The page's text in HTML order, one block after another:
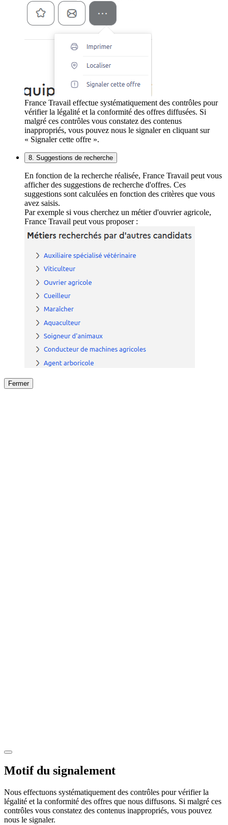
France Travail effectue systématiquement des contrôles pour
vérifier la légalité et la conformité des offres diffusées. Si
malgré ces contrôles vous constatez des contenus
inappropriés, vous pouvez nous le signaler en cliquant sur
« Signaler cette offre ».
8. Suggestions de recherche
En fonction de la recherche réalisée, France Travail peut vous
afficher des suggestions de recherche d'offres. Ces
suggestions sont calculées en fonction des critères que vous
avez saisis.
Par exemple si vous cherchez un métier d'ouvrier agricole,
France Travail peut vous proposer :
Fermer
Motif du signalement
Nous effectuons systématiquement des contrôles pour vérifier la
légalité et la conformité des offres que nous diffusons. Si malgré ces
contrôles vous constatez des contenus inappropriés, vous pouvez
nous le signaler.